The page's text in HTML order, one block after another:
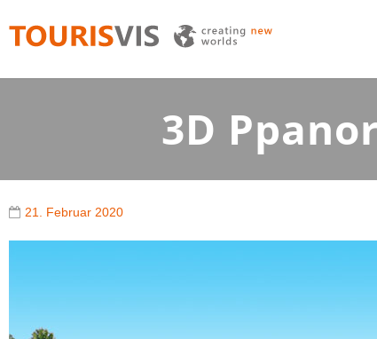
TOURISVIS
3D Panoramakarten aus Österreich
3D
21. Februar 2020